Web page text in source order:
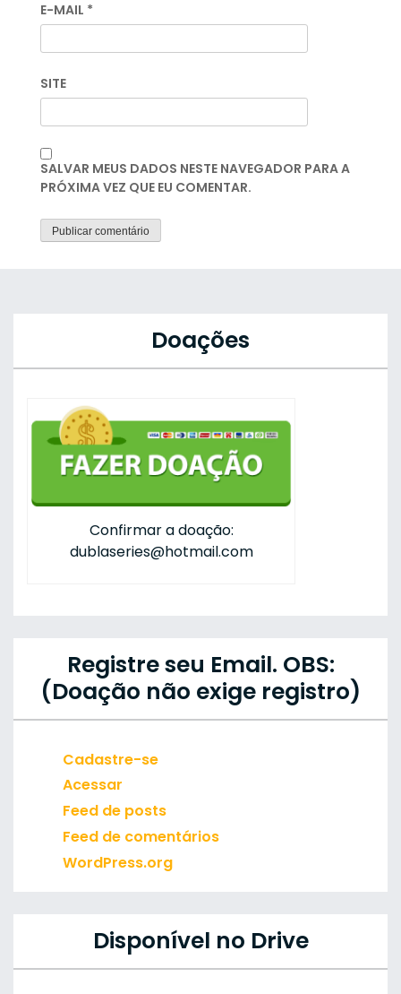
E-MAIL *
SITE
SALVAR MEUS DADOS NESTE NAVEGADOR PARA A
PRÓXIMA VEZ QUE EU COMENTAR.
Doações
Confirmar a doação:
dublaseries@hotmail.com
Registre seu Email. OBS:
(Doação não exige registro)
Cadastre-se
Acessar
Feed de posts
Feed de comentários
WordPress.org
Disponível no Drive